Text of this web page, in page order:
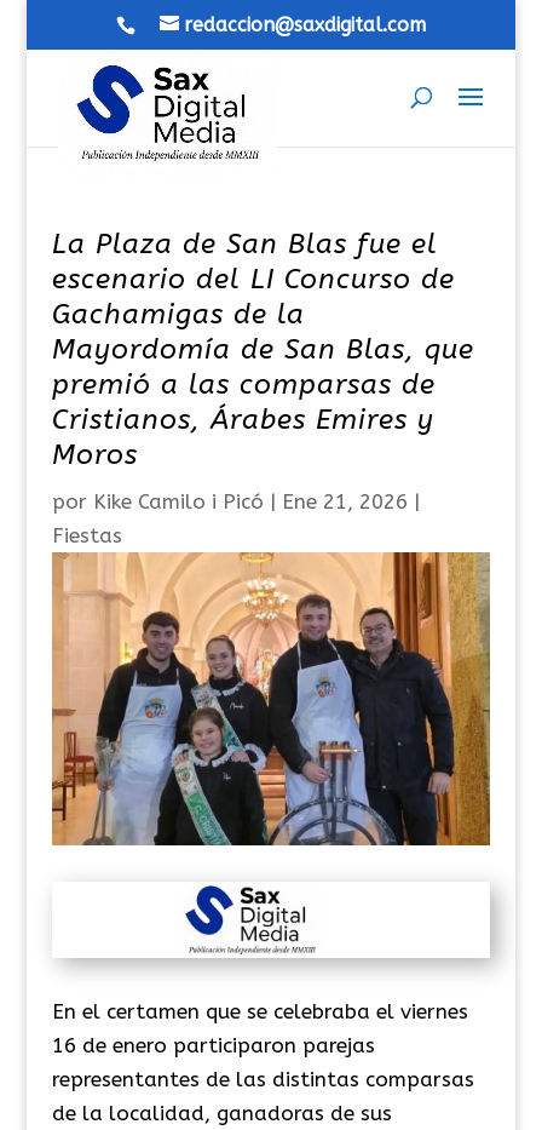
redaccion@saxdigital.com
La Plaza de San Blas fue el
escenario del LI Concurso de
Gachamigas de la
Mayordomía de San Blas, que
premió a las comparsas de
Cristianos, Árabes Emires y
Moros
por Kike Camilo i Picó | Ene 21, 2026 |
Fiestas
En el certamen que se celebraba el viernes
16 de enero participaron parejas
representantes de las distintas comparsas
de la localidad, ganadoras de sus